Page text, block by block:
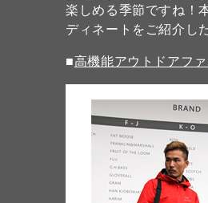
楽しめる季節ですね！
ディネートをご紹介し
■高機能アウトドアフ